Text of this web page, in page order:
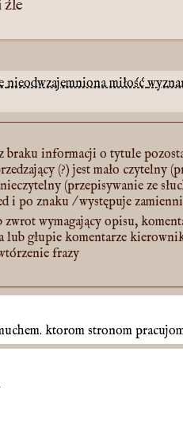
źle
nieodwzajemniona miłość
informacji o tytule
(?) jest mało czytelny
(przepisywanie ze
i po znaku / występuje
zwrot wymagający opisu,
lub głupie komentarze
frazy
ktorom stronom